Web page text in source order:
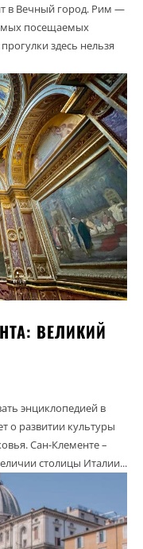
в Вечный город. Рим —
посещаемых
ВЕЛИКИЙ
энциклопедией в
о развитии культуры
Сан-Клементе –
столицы Италии...